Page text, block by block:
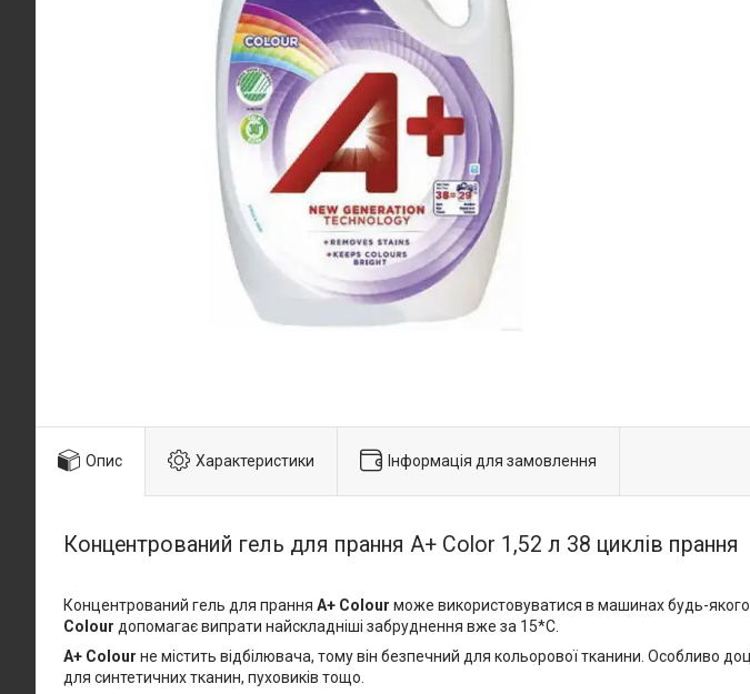
Опис Характеристики Інформація для замовлення
Концентрований гель для прання А+ Color 1,52 л 38 циклів прання
Концентрований гель для прання A+ Colour може використовуватися в машинах будь-якого
Colour допомагає випрати найскладніші забруднення вже за 15*С.
A+ Colour не містить відбілювача, тому він безпечний для кольорової тканини. Особливо
для синтетичних тканин, пуховиків тощо.